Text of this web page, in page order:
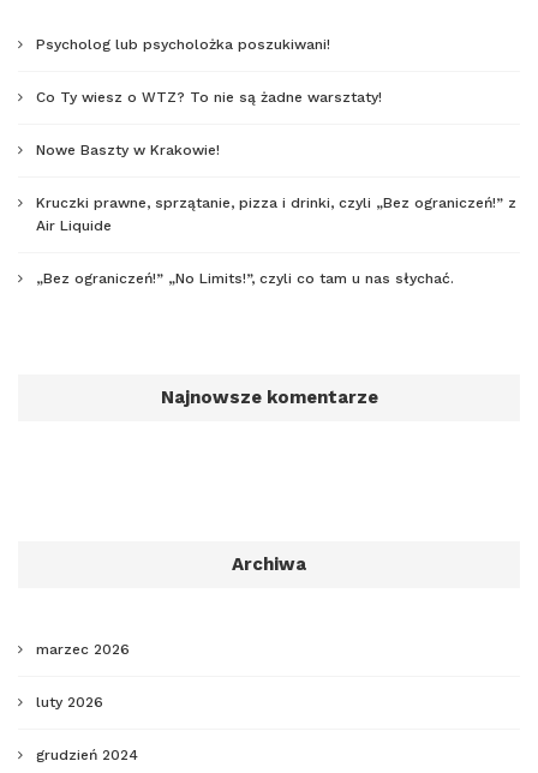
Psycholog lub psycholożka poszukiwani!
Co Ty wiesz o WTZ? To nie są żadne warsztaty!
Nowe Baszty w Krakowie!
Kruczki prawne, sprzątanie, pizza i drinki, czyli „Bez ograniczeń!” z
Air Liquide
„Bez ograniczeń!” „No Limits!”, czyli co tam u nas słychać.
Najnowsze komentarze
Archiwa
marzec 2026
luty 2026
grudzień 2024